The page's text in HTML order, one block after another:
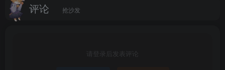
评论 抢沙发
请登录后发表评论